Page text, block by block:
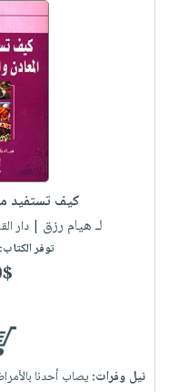
كيف تستفيد
لـ هيام رزق | دار
توفر
نيل وفرات: يصاب أحدنا